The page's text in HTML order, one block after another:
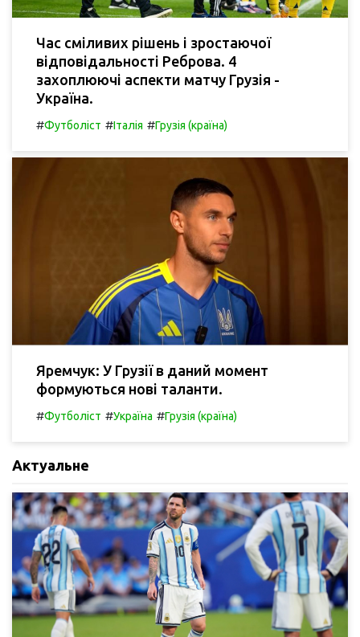
Час сміливих рішень і зростаючої
відповідальності Реброва. 4
захоплюючі аспекти матчу Грузія -
Україна.
#Футболіст #Італія #Грузія (країна)
Яремчук: У Грузії в даний момент
формуються нові таланти.
#Футболіст #Україна #Грузія (країна)
Актуальне